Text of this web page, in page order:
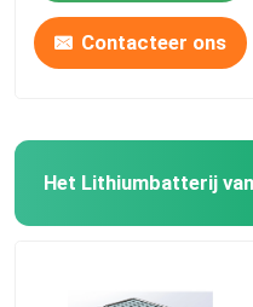
Contacteer ons